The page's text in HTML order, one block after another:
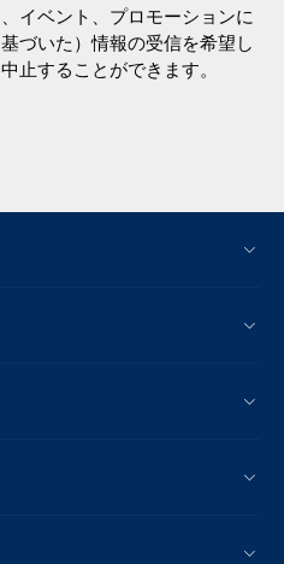
イベント、プロモーションに
づいた）情報の受信を希望し
止することができます。